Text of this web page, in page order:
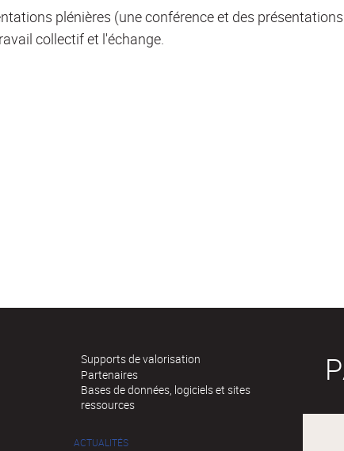
plénières (une conférence et des
collectif et l'échange.
Supports de valorisation
Partenaires
Bases de données, logiciels et sites
ressources
ACTUALITÉS